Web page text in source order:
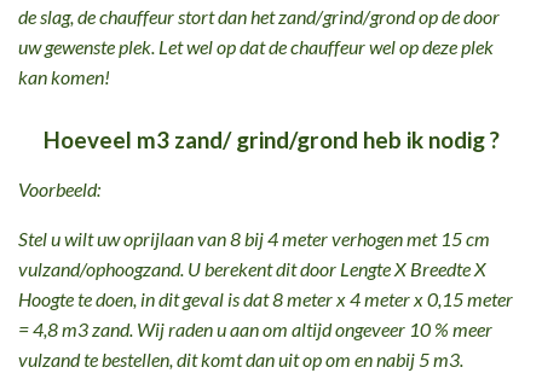
de slag, de chauffeur stort dan het zand/grind/grond op de door
uw gewenste plek. Let wel op dat de chauffeur wel op deze plek
kan komen!
Hoeveel m3 zand/ grind/grond heb ik nodig ?
Voorbeeld:
Stel u wilt uw oprijlaan van 8 bij 4 meter verhogen met 15 cm
vulzand/ophoogzand. U berekent dit door Lengte X Breedte X
Hoogte te doen, in dit geval is dat 8 meter x 4 meter x 0,15 meter
= 4,8 m3 zand. Wij raden u aan om altijd ongeveer 10 % meer
vulzand te bestellen, dit komt dan uit op om en nabij 5 m3.